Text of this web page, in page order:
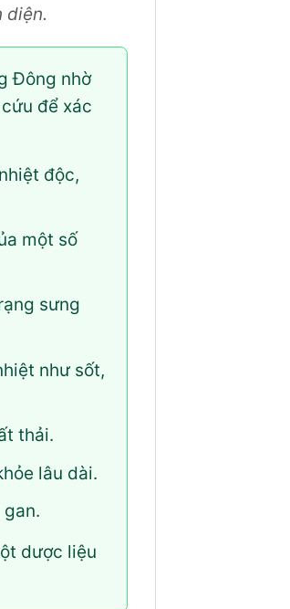
diện.
Đông nhờ
để xác
độc,
một số
sưng
như sốt,
thải.
lâu dài.
dược liệu